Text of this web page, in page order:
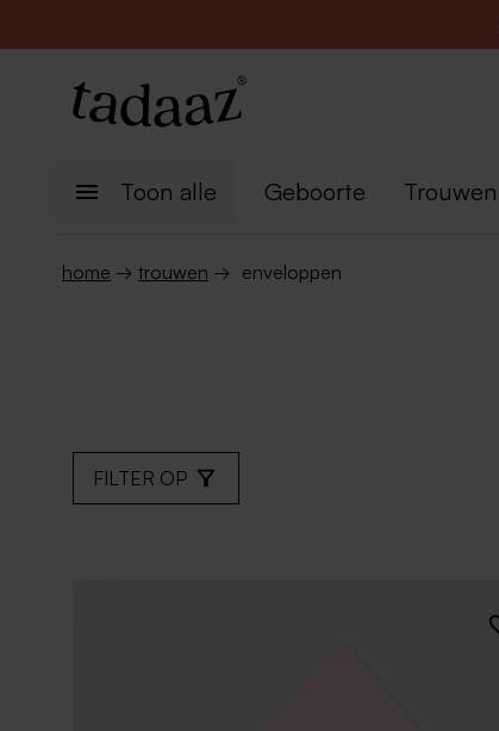
Toon alle Geboorte Trouwen
home → trouwen → enveloppen
FILTER OP